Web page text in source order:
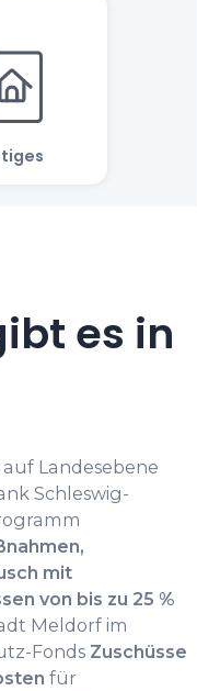
es in
Landesebene
Schleswig-
mit
von bis zu 25 %
Meldorf im
Fonds Zuschüsse
für